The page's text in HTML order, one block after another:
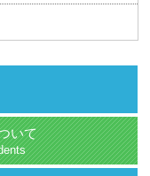
いて